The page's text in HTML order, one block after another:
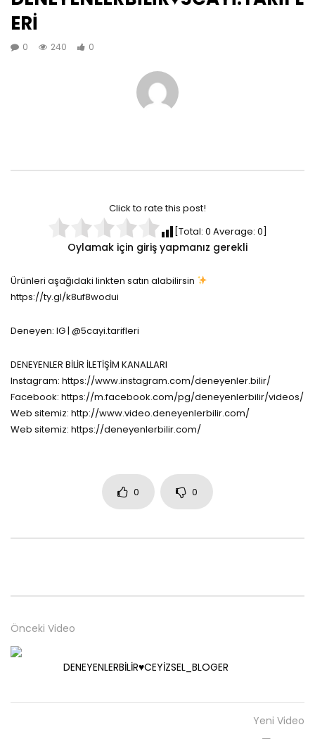
ERİ
0 240 0
Click to rate this post!
[Total: 0 Average: 0]
Oylamak için giriş yapmanız gerekli
Ürünleri aşağıdaki linkten satın alabilirsin
https://ty.gl/k8uf8wodui
Deneyen: IG | @5cayi.tarifleri
DENEYENLER BİLİR İLETİŞİM KANALLARI
Instagram: https://www.instagram.com/deneyenler.bilir/
Facebook: https://m.facebook.com/pg/deneyenlerbilir/videos/
Web sitemiz: http://www.video.deneyenlerbilir.com/
Web sitemiz: https://deneyenlerbilir.com/
0 0
Önceki Video
DENEYENLERBİLİR♥️CEYİZSEL_BLOGER
Yeni Video